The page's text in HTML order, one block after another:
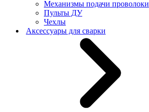
Механизмы подачи проволоки
Пульты ДУ
Чехлы
Аксессуары для сварки